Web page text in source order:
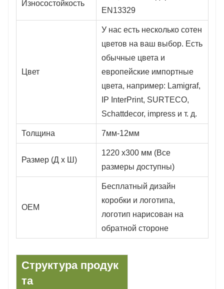
Износостойкость
EN13329
Цвет
У нас есть несколько сотен
цветов на ваш выбор. Есть
обычные цвета и
европейские импортные
цвета, например: Lamigraf,
IP InterPrint, SURTECO,
Schattdecor, impress и т. д.
Толщина 7мм-12мм
Размер (Д x Ш)
1220 x300 мм (Все
размеры доступны)
OEM
Бесплатный дизайн
коробки и логотипа,
логотип нарисован на
обратной стороне
Структура продук
та